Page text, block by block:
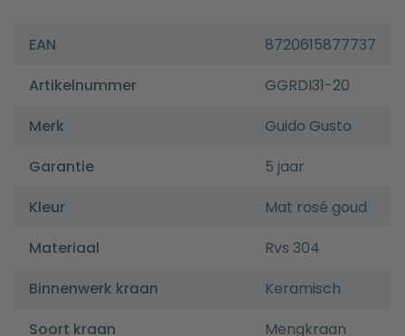
EAN
8720615877737
Artikelnummer
GGRDI31-20
Merk
Guido Gusto
Garantie
5 jaar
Kleur
Mat rosé goud
Materiaal
Rvs 304
Binnenwerk kraan
Keramisch
Soort kraan
Mengkraan